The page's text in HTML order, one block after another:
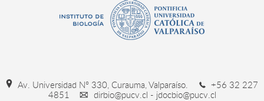
Av. Universidad Nº 330, Curauma, Valparaíso.
+56 32 227
4851
dirbio@pucv.cl - jdocbio@pucv.cl